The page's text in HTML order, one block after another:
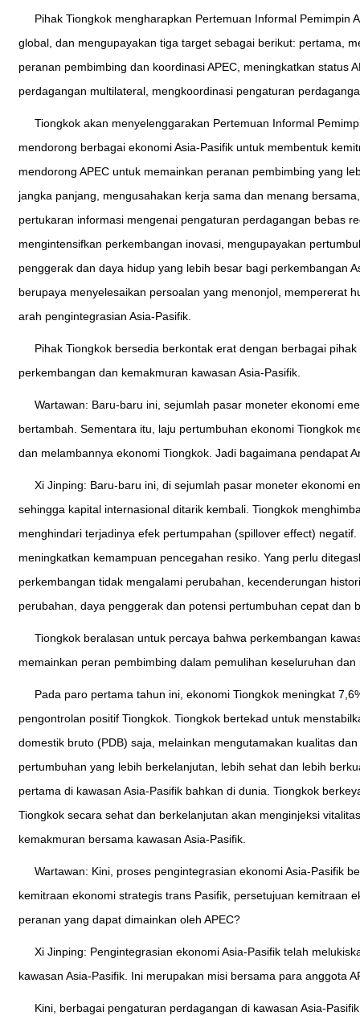
Pihak Tiongkok mengharapkan Pertemuan Informal Pemimpin
global, dan mengupayakan tiga target sebagai berikut: pertama,
peranan pembimbing dan koordinasi APEC, meningkatkan status
perdagangan multilateral, mengkoordinasi pengaturan
Tiongkok akan menyelenggarakan Pertemuan Informal
mendorong berbagai ekonomi Asia-Pasifik untuk membentuk
mendorong APEC untuk memainkan peranan pembimbing yang
jangka panjang, mengusahakan kerja sama dan menang
pertukaran informasi mengenai pengaturan perdagangan bebas
mengintensifkan perkembangan inovasi, mengupayakan
penggerak dan daya hidup yang lebih besar bagi perkembangan
berupaya menyelesaikan persoalan yang menonjol, mempererat
arah pengintegrasian Asia-Pasifik.
Pihak Tiongkok bersedia berkontak erat dengan berbagai
perkembangan dan kemakmuran kawasan Asia-Pasifik.
Wartawan: Baru-baru ini, sejumlah pasar moneter ekonomi
bertambah. Sementara itu, laju pertumbuhan ekonomi Tiongkok
dan melambannya ekonomi Tiongkok. Jadi bagaimana pendapat
Xi Jinping: Baru-baru ini, di sejumlah pasar moneter ekonomi
sehingga kapital internasional ditarik kembali. Tiongkok
menghindari terjadinya efek pertumpahan (spillover effect)
meningkatkan kemampuan pencegahan resiko. Yang perlu
perkembangan tidak mengalami perubahan, kecenderungan
perubahan, daya penggerak dan potensi pertumbuhan cepat dan
Tiongkok beralasan untuk percaya bahwa perkembangan
memainkan peran pembimbing dalam pemulihan keseluruhan
Pada paro pertama tahun ini, ekonomi Tiongkok meningkat
pengontrolan positif Tiongkok. Tiongkok bertekad untuk
domestik bruto (PDB) saja, melainkan mengutamakan kualitas
pertumbuhan yang lebih berkelanjutan, lebih sehat dan lebih
pertama di kawasan Asia-Pasifik bahkan di dunia. Tiongkok
Tiongkok secara sehat dan berkelanjutan akan menginjeksi
kemakmuran bersama kawasan Asia-Pasifik.
Wartawan: Kini, proses pengintegrasian ekonomi Asia-Pasifik
kemitraan ekonomi strategis trans Pasifik, persetujuan kemitraan
peranan yang dapat dimainkan oleh APEC?
Xi Jinping: Pengintegrasian ekonomi Asia-Pasifik telah
kawasan Asia-Pasifik. Ini merupakan misi bersama para anggota
Kini, berbagai pengaturan perdagangan di kawasan Asia-